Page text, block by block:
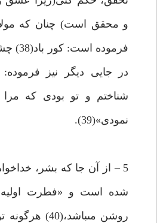
و محقق است) چنان كه
فرموده
در جايى ديگر نيز
شناختم و تو بودى كه مرا
نمودى»(39).
5 – از آن جا كه بشر،
شده است و «فطرت
روشن